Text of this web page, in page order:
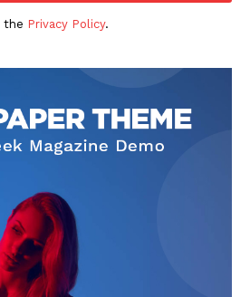
the Privacy Policy.